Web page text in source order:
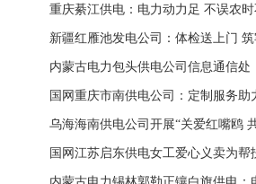
重庆綦江供电：电力动力足 不误农
新疆红雁池发电公司：体检送上门 筑
内蒙古电力包头供电公司信息通信处
国网重庆市南供电公司：定制服务助
乌海海南供电公司开展“关爱红嘴鸥
国网江苏启东供电女工爱心义卖为帮